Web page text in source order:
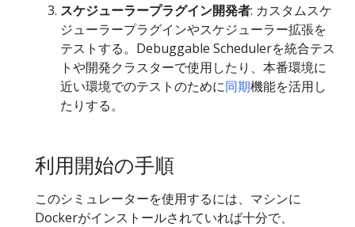
スケジューラープラグイン開発者: カスタムスケ
ジューラープラグインやスケジューラー拡張を
テストする。Debuggable Schedulerを統合テス
トや開発クラスターで使用したり、本番環境に
近い環境でのテストのために同期機能を活用し
たりする。
利用開始の手順
このシミュレーターを使用するには、マシンに
Dockerがインストールされていれば十分で、